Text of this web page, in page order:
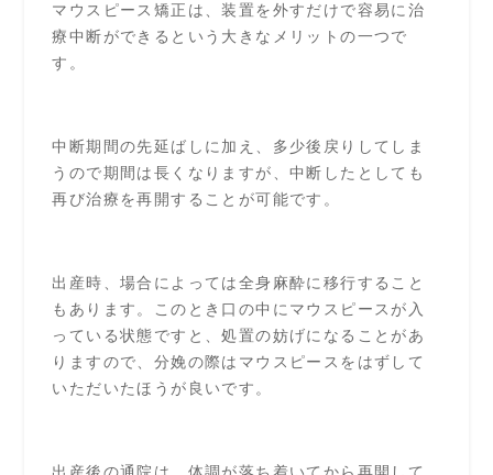
マウスピース矯正は、装置を外すだけで容易に治
療中断ができるという大きなメリットの一つで
す。
中断期間の先延ばしに加え、多少後戻りしてしま
うので期間は長くなりますが、中断したとしても
再び治療を再開することが可能です。
出産時、場合によっては全身麻酔に移行すること
もあります。このとき口の中にマウスピースが入
っている状態ですと、処置の妨げになることがあ
りますので、分娩の際はマウスピースをはずして
いただいたほうが良いです。